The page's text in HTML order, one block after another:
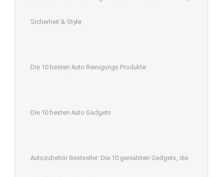
Sicherheit & Style
Die 10 besten Auto Reinigungs Produkte
Die 10 besten Auto Gadgets
Autozubehör Bestseller: Die 10 genialsten Gadgets, die